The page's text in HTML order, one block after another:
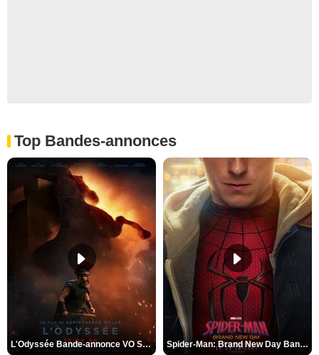
Top Bandes-annonces
L'Odyssée Bande-annonce VO STFR Spider-Man: Brand New Day Bande-annonce VO STFR